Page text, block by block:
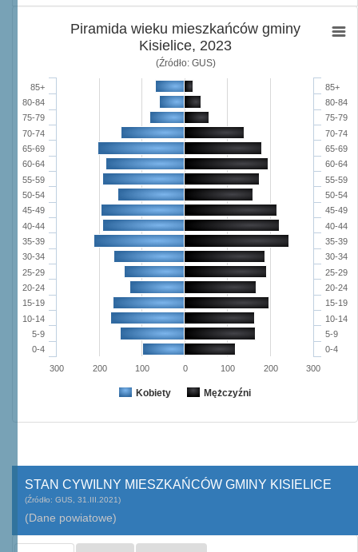
Piramida wieku mieszkańców gminy
Kisielice, 2023
(Źródło: GUS)
Kobiety Mężczyźni
0-4
5-9
10-14
15-19
20-24
25-29
30-34
35-39
40-44
45-49
50-54
55-59
60-64
65-69
70-74
75-79
80-84
85+
0-4
5-9
10-14
15-19
20-24
25-29
30-34
35-39
40-44
45-49
50-54
55-59
60-64
65-69
70-74
75-79
80-84
85+
300 200 100 0 100 200 300
STAN CYWILNY MIESZKAŃCÓW GMINY KISIELICE
(Źródło: GUS, 31.III.2021)
(Dane powiatowe)